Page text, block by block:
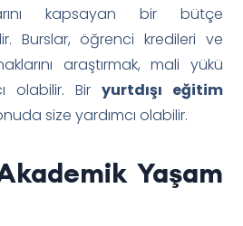
kapsayan bir bütçe
Burslar, öğrenci kredileri ve
araştırmak, mali yükü
olabilir. Bir yurtdışı eğitim
size yardımcı olabilir.
Yaşam